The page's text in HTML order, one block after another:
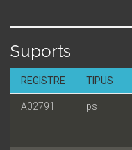
Suports
REGISTRE TIPUS
A02791 ps